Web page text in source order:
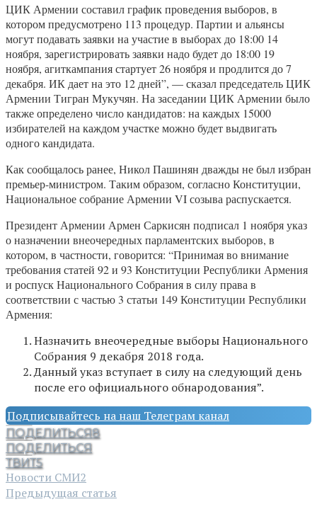
ЦИК Армении составил график проведения выборов, в
котором предусмотрено 113 процедур. Партии и альянсы
могут подавать заявки на участие в выборах до 18:00 14
ноября, зарегистрировать заявки надо будет до 18:00 19
ноября, агиткампания стартует 26 ноября и продлится до 7
декабря. ИК дает на это 12 дней”, — сказал председатель ЦИК
Армении Тигран Мукучян. На заседании ЦИК Армении было
также определено число кандидатов: на каждых 15000
избирателей на каждом участке можно будет выдвигать
одного кандидата.
Как сообщалось ранее, Никол Пашинян дважды не был избран
премьер-министром. Таким образом, согласно Конституции,
Национальное собрание Армении VI созыва распускается.
Президент Армении Армен Саркисян подписал 1 ноября указ
о назначении внеочередных парламентских выборов, в
котором, в частности, говорится: “Принимая во внимание
требования статей 92 и 93 Конституции Республики Армения
и роспуск Национального Собрания в силу права в
соответствии с частью 3 статьи 149 Конституции Республики
Армения:
Назначить внеочередные выборы Национального
Собрания 9 декабря 2018 года.
Данный указ вступает в силу на следующий день
после его официального обнародования”.
Подписывайтесь на наш Телеграм канал
ПОДЕЛИТЬСЯ8
ПОДЕЛИТЬСЯ
ТВИТ5
Новости СМИ2
Предыдущая статья